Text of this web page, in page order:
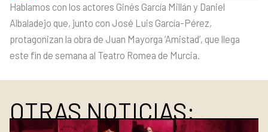
Hablamos con los actores Ginés García Millán y Daniel
Albaladejo que, junto con José Luis García-Pérez,
protagonizan la obra de Juan Mayorga ‘Amistad’, que llega
este fin de semana al Teatro Romea de Murcia.
OTRAS NOTICIAS: